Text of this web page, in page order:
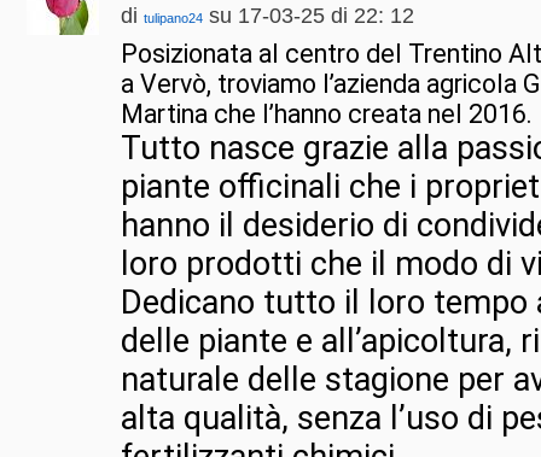
di tulipano24 su 17-03-25 di 22: 12
Posizionata al centro del Trentino
a Vervò, troviamo l’azienda agricola
Martina che l’hanno creata nel 2016.
Tutto nasce grazie alla
piante officinali che i
hanno il desiderio di
loro prodotti che il modo di
Dedicano tutto il loro tempo
delle piante e all’apicoltura,
naturale delle stagione per
alta qualità, senza l’uso di